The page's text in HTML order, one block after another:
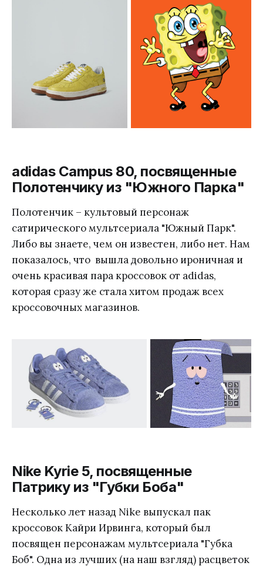
adidas Campus 80, посвященные
Полотенчику из "Южного Парка"
Полотенчик – культовый персонаж
сатирического мультсериала "Южный Парк".
Либо вы знаете, чем он известен, либо нет. Нам
показалось, что вышла довольно ироничная и
очень красивая пара кроссовок от adidas,
которая сразу же стала хитом продаж всех
кроссовочных магазинов.
Nike Kyrie 5, посвященные
Патрику из "Губки Боба"
Несколько лет назад Nike выпускал пак
кроссовок Кайри Ирвинга, который был
посвящен персонажам мультсериала "Губка
Боб". Одна из лучших (на наш взгляд) расцветок